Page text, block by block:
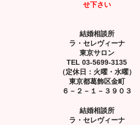
せ下さい
結婚相談所
ラ・セレヴィーナ
東京サロン
TEL 03-5699-3135
（定休日：火曜・水曜）
東京都葛飾区金町
６－２－１－３９０３
結婚相談所
ラ・セレヴィーナ